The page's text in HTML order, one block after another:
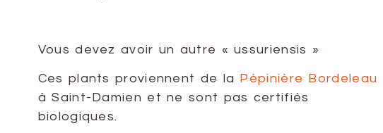
Vous devez avoir un autre « ussuriensis »
Ces plants proviennent de la
Pépinière Bordeleau
à Saint-Damien et ne sont pas certifiés
biologiques.